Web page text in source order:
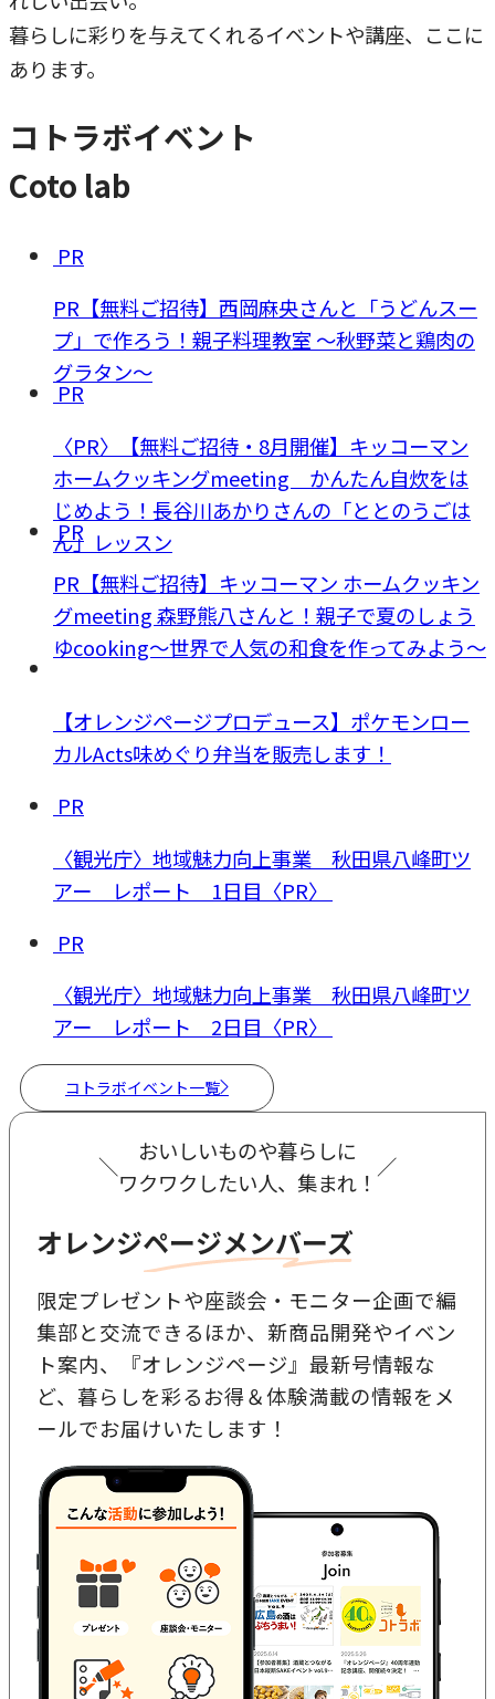
暮らしに彩りを与えてくれるイベントや講座、ここに
あります。
コトラボイベント
Coto lab
PR
PR【無料ご招待】西岡麻央さんと「うどんスー
プ」で作ろう！親子料理教室 ～秋野菜と鶏肉の
グラタン～
PR
〈PR〉【無料ご招待・8月開催】キッコーマン
ホームクッキングmeeting かんたん自炊をは
じめよう！長谷川あかりさんの「ととのうごは
ん」レッスン
PR
PR【無料ご招待】キッコーマン ホームクッキン
グmeeting 森野熊八さんと！親子で夏のしょう
ゆcooking～世界で人気の和食を作ってみよう～
【オレンジページプロデュース】ポケモンロー
カルActs味めぐり弁当を販売します！
PR
〈観光庁〉地域魅力向上事業 秋田県八峰町ツ
アー レポート 1日目〈PR〉
PR
〈観光庁〉地域魅力向上事業 秋田県八峰町ツ
アー レポート 2日目〈PR〉
コトラボイベント一覧
＼
おいしいものや暮らしに
ワクワクしたい人、集まれ！
／
オレンジページメンバーズ
限定プレゼントや座談会・モニター企画で編
集部と交流できるほか、新商品開発やイベン
ト案内、『オレンジページ』最新号情報な
ど、暮らしを彩るお得＆体験満載の情報をメ
ールでお届けいたします！